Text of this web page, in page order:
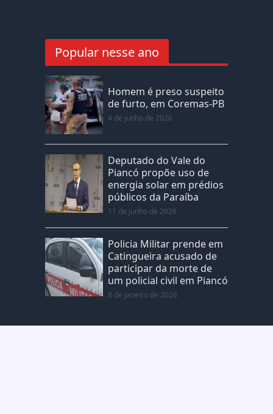
Popular nesse ano
Homem é preso suspeito
de furto, em Coremas-PB
4 de junho de 2026
Deputado do Vale do
Piancó propõe uso de
energia solar em prédios
públicos da Paraíba
11 de junho de 2026
Policia Militar prende em
Catingueira acusado de
participar da morte de
um policial civil em Piancó
8 de janeiro de 2026